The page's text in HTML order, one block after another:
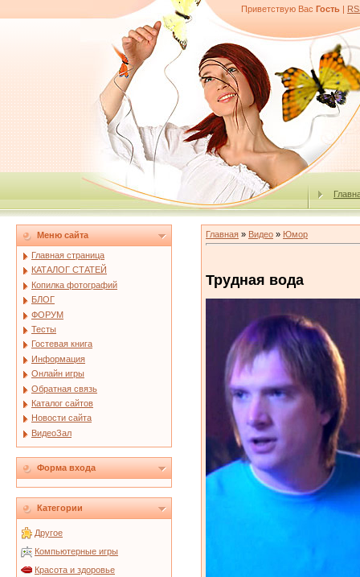
Приветствую Вас Гость |
Меню сайта
Главная страница
КАТАЛОГ СТАТЕЙ
Копилка фотографий
БЛОГ
ФОРУМ
Тесты
Гостевая книга
Информация
Онлайн игры
Обратная связь
Каталог сайтов
Новости сайта
ВидеоЗал
Форма входа
Категории
Другое
Компьютерные игры
Красота и здоровье
Главная » Видео » Юмор
Трудная вода